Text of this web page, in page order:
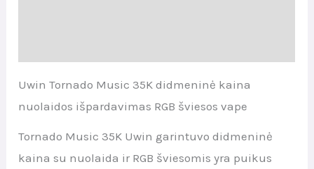
Uwin Tornado Music 35K didmeninė kaina
nuolaidos išpardavimas RGB šviesos vape
Tornado Music 35K Uwin garintuvo didmeninė
kaina su nuolaida ir RGB šviesomis yra puikus